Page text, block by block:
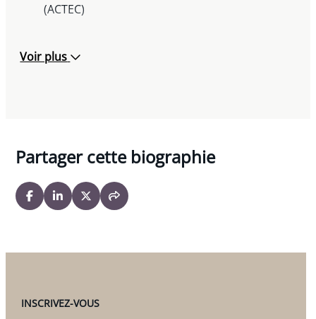
(ACTEC)
Voir plus
Partager cette biographie
INSCRIVEZ-VOUS